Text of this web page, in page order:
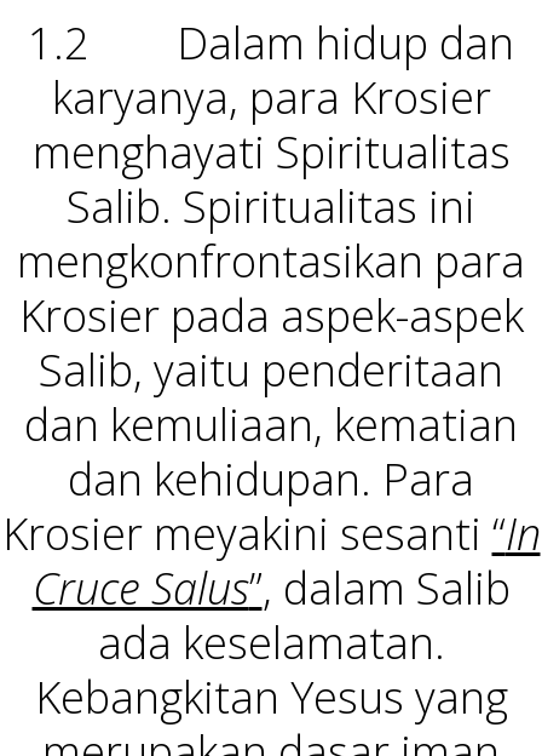
1.2 Dalam hidup dan
karyanya, para Krosier
menghayati Spiritualitas
Salib. Spiritualitas ini
mengkonfrontasikan para
Krosier pada aspek-aspek
Salib, yaitu penderitaan
dan kemuliaan, kematian
dan kehidupan. Para
Krosier meyakini sesanti “In
Cruce Salus”, dalam Salib
ada keselamatan.
Kebangkitan Yesus yang